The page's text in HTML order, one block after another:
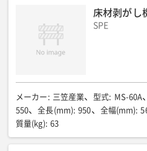
床材剥がし
SPE
メーカー : 三笠産業 型式: MS-60A
550
全長(mm): 950 全幅(mm):
質量(kg): 63